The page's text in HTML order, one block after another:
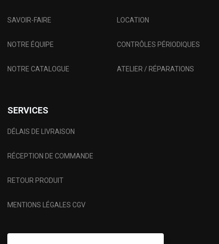
SAVOIR-FAIRE
NOTRE ÉQUIPE
NOTRE CATALOGUE
LOCATION
CONTRÔLES PÉRIODIQUES
ATELIER / RÉPARATIONS
SERVICES
DÉLAIS DE LIVRAISON
RÉCEPTION DE COMMANDE
RETOUR PRODUIT
MENTIONS LÉGALES CGV